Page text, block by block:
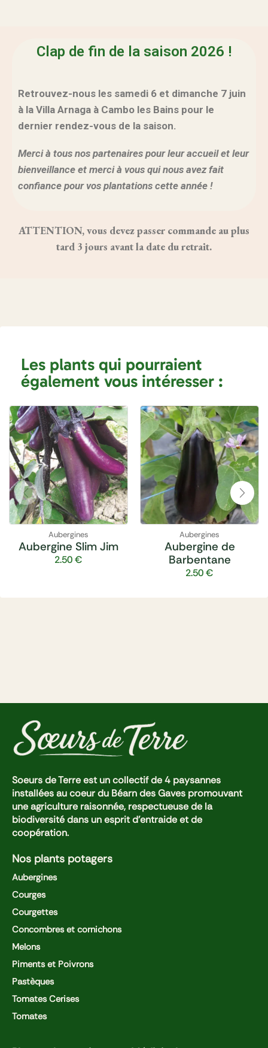
Clap de fin de la saison 2026 !
Retrouvez-nous les samedi 6 et dimanche 7 juin
à la Villa Arnaga à Cambo les Bains pour le
dernier rendez-vous de la saison.
Merci à tous nos partenaires pour leur accueil et leur
bienveillance et merci à vous qui nous avez fait
confiance pour vos plantations cette année !
ATTENTION, vous devez passer commande au plus
tard 3 jours avant la date du retrait.
Les plants qui pourraient
également vous intéresser :
Aubergines
Aubergine Slim Jim
2.50€
Aubergines
Aubergine de
Barbentane
2.50€
Soeurs de Terre est un collectif de 4 paysannes
installées au coeur du Béarn des Gaves promouvant
une agriculture raisonnée, respectueuse de la
biodiversité dans un esprit d'entraide et de
coopération.
Nos plants potagers
Aubergines
Courges
Courgettes
Concombres et cornichons
Melons
Piments et Poivrons
Pastèques
Tomates Cerises
Tomates